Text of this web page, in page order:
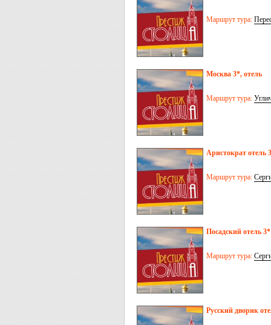
Маршрут тура:
Москва 3*, отель
Маршрут тура:
Аристократ отель
Маршрут тура:
Посадский отель 3*
Маршрут тура:
Русский дворик